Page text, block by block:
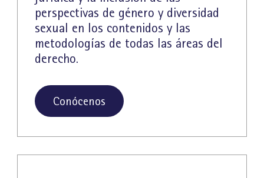
perspectivas de género y diversidad
sexual en los contenidos y las
metodologías de todas las áreas del
derecho.
Conócenos